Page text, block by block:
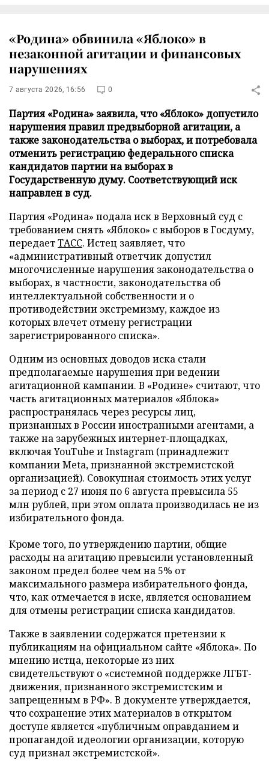
«Родина» обвинила «Яблоко» в
незаконной агитации и финансовых
нарушениях
7 августа 2026, 16:56 0
Партия «Родина» заявила, что «Яблоко» допустило
нарушения правил предвыборной агитации, а
также законодательства о выборах, и потребовала
отменить регистрацию федерального списка
кандидатов партии на выборах в
Государственную думу. Соответствующий иск
направлен в суд.
Партия «Родина» подала иск в Верховный суд с
требованием снять «Яблоко» с выборов в Госдуму,
передаетТАСС. Истец заявляет, что
«административный ответчик допустил
многочисленные нарушения законодательства о
выборах, в частности, законодательства об
интеллектуальной собственности и о
противодействии экстремизму, каждое из
которых влечет отмену регистрации
зарегистрированного списка».
Одним из основных доводов иска стали
предполагаемые нарушения при ведении
агитационной кампании. В «Родине» считают, что
часть агитационных материалов «Яблока»
распространялась через ресурсы лиц,
признанных в России иностранными агентами, а
также на зарубежных интернет-площадках,
включая YouTube и Instagram (принадлежит
компании Meta, признанной экстремистской
организацией). Совокупная стоимость этих услуг
за период с 27 июня по 6 августа превысила 55
млн рублей, при этом оплата производилась не из
избирательного фонда.
Кроме того, по утверждению партии, общие
расходы на агитацию превысили установленный
законом предел более чем на 5% от
максимального размера избирательного фонда,
что, как отмечается в иске, является основанием
для отмены регистрации списка кандидатов.
Также в заявлении содержатся претензии к
публикациям на официальном сайте «Яблока». По
мнению истца, некоторые из них
свидетельствуют о «системной поддержке ЛГБТ-
движения, признанного экстремистским и
запрещенным в РФ». В документе утверждается,
что сохранение этих материалов в открытом
доступе является «публичным оправданием и
пропагандой идеологии организации, которую
суд признал экстремистской».